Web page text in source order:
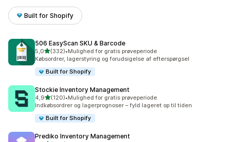
Built for Shopify
506 EasyScan SKU & Barcode
5,0ud af 5 stjerner
(332)
332 anmeldelser i alt
•Mulighed for gratis prøveperiode
Købsordrer, lagerstyring og forudsigelse af efterspørgsel
Built for Shopify
Stockie Inventory Management
4,9ud af 5 stjerner
(120)
120 anmeldelser i alt
•Mulighed for gratis prøveperiode
Indkøbsordrer og lagerprognoser – fyld lageret op til tiden
Built for Shopify
Prediko Inventory Management